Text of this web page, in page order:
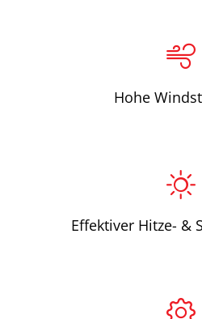
Hohe
Effektiver Hitze- &